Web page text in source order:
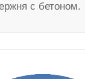
с бетоном.